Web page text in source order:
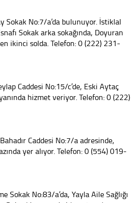
Sokak No:7/a’da bulunuyor. İstiklal
Sokak arka sokağında, Doyuran
ikinci solda. Telefon: 0 (222) 231-
Caddesi No:15/c’de, Eski Aytaç
hizmet veriyor. Telefon: 0 (222)
Caddesi No:7/a adresinde,
yer alıyor. Telefon: 0 (554) 019-
Sokak No:83/a’da, Yayla Aile Sağlığı